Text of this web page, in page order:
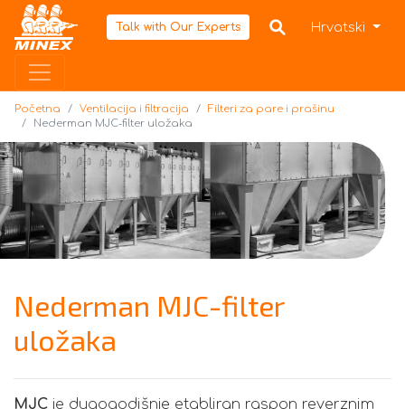
Početna
Talk with Our Experts Hrvatski
Početna Ventilacija i filtracija
Filteri za pare i prašinu
Nederman MJC-filter uložaka
Nederman MJC-filter
uložaka
MJC je dugogodišnje etabliran raspon reverznim